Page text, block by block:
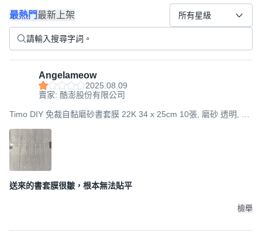
最熱門最新上架 所有星級
Angelameow
2025.08.09
賣家: 酷澎股份有限公司
Timo DIY 免裁自黏磨砂書套膜 22K 34 x 25cm 10張, 磨砂 透明, 1
送來的書套膜很皺，根本無法貼平
檢舉